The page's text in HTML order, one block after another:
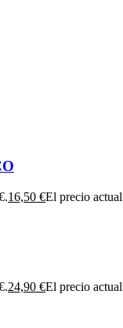
16,50 €El precio
24,90 €El precio